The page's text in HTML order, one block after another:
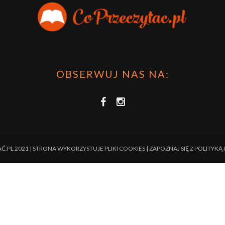
OBSERWUJ NAS NA:
2021 | STRONA WYKORZYSTUJE PLIKI COOKIES | ZAPOZNAJ SIĘ Z POLITYKĄ